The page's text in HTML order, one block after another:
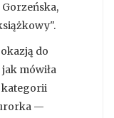
do
mówiła
kategorii
—